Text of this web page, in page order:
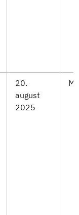
20.
august
2025